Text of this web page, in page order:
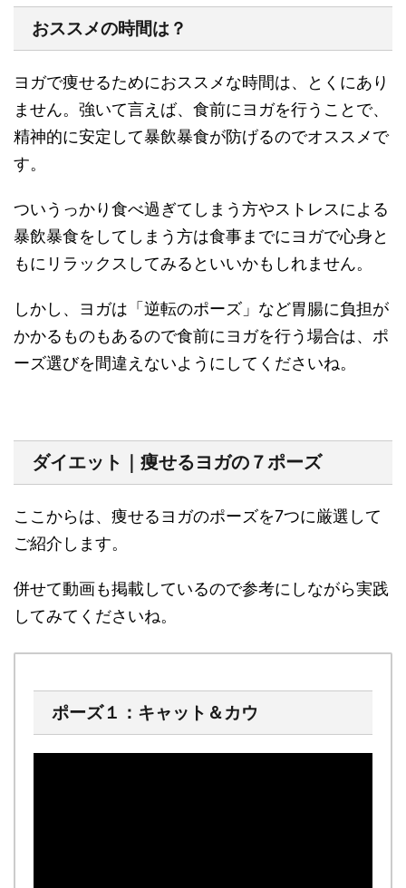
おススメの時間は？
ヨガで痩せるためにおススメな時間は、とくにあり
ません。強いて言えば、 食前にヨガを行うことで、
精神的に安定して暴飲暴食が防げるのでオススメで
す。
ついうっかり食べ過ぎてしまう方やストレスによる
暴飲暴食をしてしまう方は食事までにヨガで心身と
もにリラックスしてみるといいかもしれません。
しかし、ヨガは 「逆転のポーズ」など胃腸に負担が
かかるものもあるので食前にヨガを行う場合は、ポ
ーズ選びを間違えないように してくださいね。
ダイエット｜痩せるヨガの７ポーズ
ここからは、痩せるヨガのポーズを7つに厳選して
ご紹介します。
併せて動画も掲載しているので参考にしながら実践
してみてくださいね。
ポーズ１：キャット＆カウ